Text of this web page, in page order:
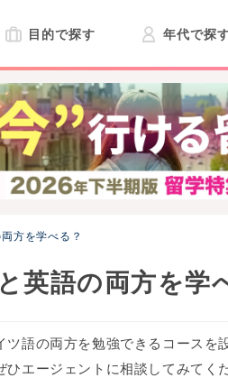
目的で探す 年代で探
方を学べる？
英語の両方を学
語の両方を勉強できるコース
エージェントに相談してみて